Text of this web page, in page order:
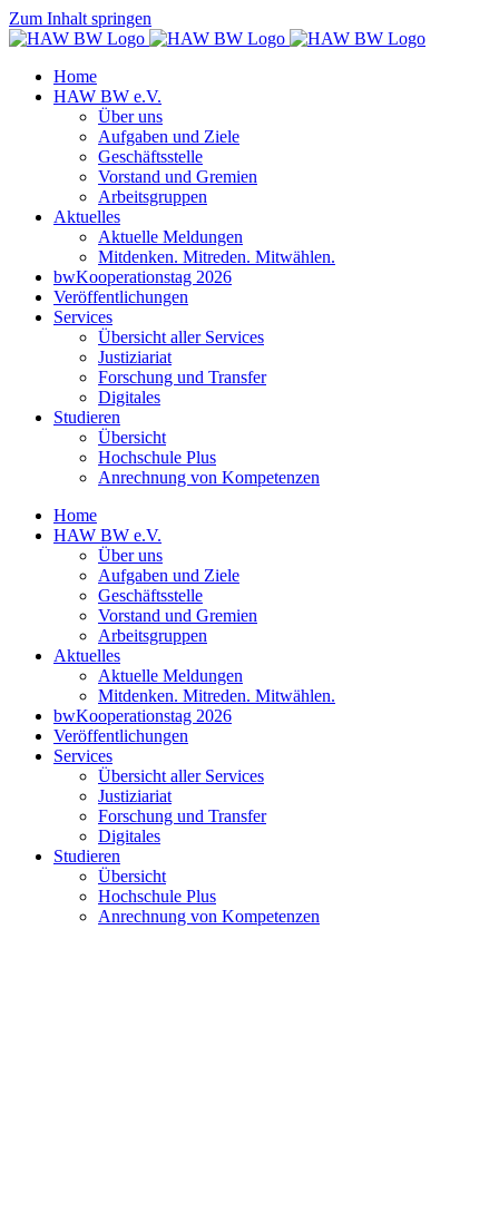
Zum Inhalt springen
Home
HAW BW e.V.
Über uns
Aufgaben und Ziele
Geschäftsstelle
Vorstand und Gremien
Arbeitsgruppen
Aktuelles
Aktuelle Meldungen
Mitdenken. Mitreden. Mitwählen.
bwKooperationstag 2026
Veröffentlichungen
Services
Übersicht aller Services
Justiziariat
Forschung und Transfer
Digitales
Studieren
Übersicht
Hochschule Plus
Anrechnung von Kompetenzen
Home
HAW BW e.V.
Über uns
Aufgaben und Ziele
Geschäftsstelle
Vorstand und Gremien
Arbeitsgruppen
Aktuelles
Aktuelle Meldungen
Mitdenken. Mitreden. Mitwählen.
bwKooperationstag 2026
Veröffentlichungen
Services
Übersicht aller Services
Justiziariat
Forschung und Transfer
Digitales
Studieren
Übersicht
Hochschule Plus
Anrechnung von Kompetenzen